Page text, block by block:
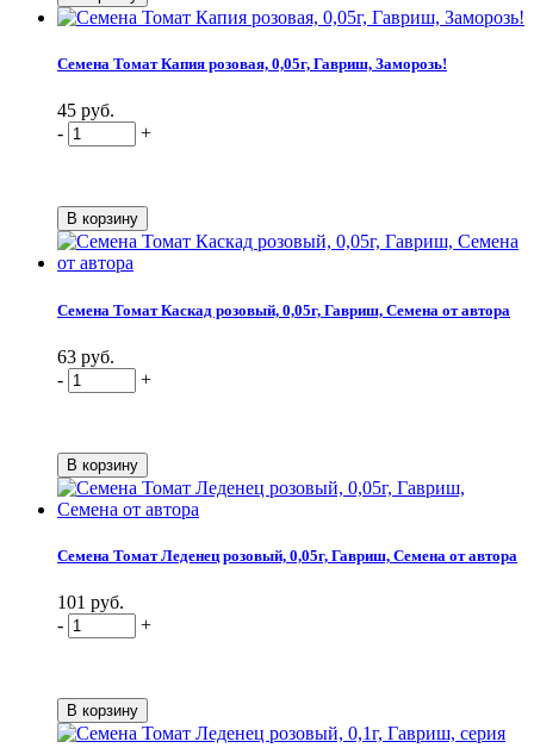
Семена Томат Капия розовая, 0,05г, Гавриш, Заморозь!
45 руб.
-
+
Семена Томат Каскад розовый, 0,05г, Гавриш, Семена от автора
63 руб.
-
+
Семена Томат Леденец розовый, 0,05г, Гавриш, Семена от автора
101 руб.
-
+